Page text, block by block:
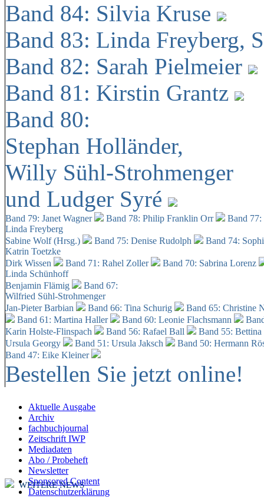
Band 84: Silvia Kruse
Band 83: Linda Freyberg,
Band 82: Sarah Pielmeier
Band 81: Kirstin Grantz
Band 80:
Stephan Holländer,
Willy Sühl-Strohmenger
und Ludger Syré
Band 79: Janet Wagner Band 78: Philip Franklin Orr
Band
Linda Freyberg
Sabine Wolf (Hrsg.)
Band 75: Denise Rudolph
Band 74:
Katrin Toetzke
Dirk Wissen
Band 71: Rahel Zoller
Band 70: Sabrina Lorenz
Linda Schünhoff
Benjamin Flämig
Band 67:
Wilfried Sühl-Strohmenger
Jan-Pieter Barbian
Band 66: Tina Schurig
Band 65: Christine
Band 61: Martina Haller
Band 60: Leonie Flachsmann
Karin Holste-Flinspach
Band 56: Rafael Ball
Band 55:
Ursula Georgy
Band 51: Ursula Jaksch Band 50: Hermann
Band 47: Eike Kleiner
Bestellen Sie jetzt online!
Aktuelle Ausgabe
Archiv
fachbuchjournal
Zeitschrift IWP
Mediadaten
Abo / Probeheft
Newsletter
Sponsored Content
Datenschutzerklärung
WEITERE NEWS